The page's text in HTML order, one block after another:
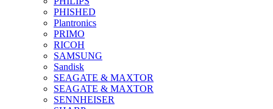
PHISHED
Plantronics
PRIMO
RICOH
SAMSUNG
Sandisk
SEAGATE & MAXTOR
SEAGATE & MAXTOR
SENNHEISER